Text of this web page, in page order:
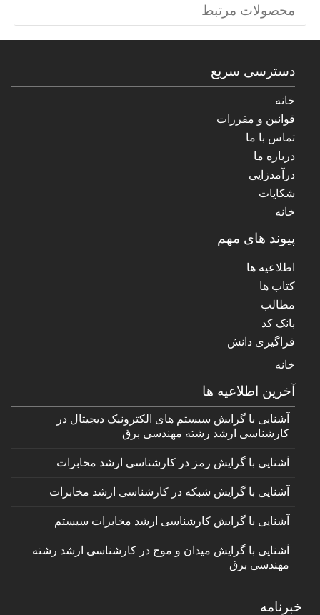
محصولات مرتبط
دسترسی سریع
خانه
قوانین و مقررات
تماس با ما
درباره ما
درآمدزایی
شکایات
خانه
پیوند های مهم
اطلاعیه ها
کتاب ها
مطالب
بانک کد
فراگیری دانش
خانه
آخرین اطلاعیه ها
آشنایی با گرایش سیستم های الکترونیک دیجیتال در
کارشناسی ارشد رشته مهندسی برق
آشنایی با گرایش رمز در کارشناسی ارشد مخابرات
آشنایی با گرایش شبکه در کارشناسی ارشد مخابرات
آشنایی با گرایش کارشناسی ارشد مخابرات سیستم
آشنایی با گرایش میدان و موج در کارشناسی ارشد رشته
مهندسی برق
خبرنامه